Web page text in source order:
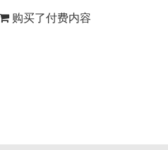
购买了付费内容